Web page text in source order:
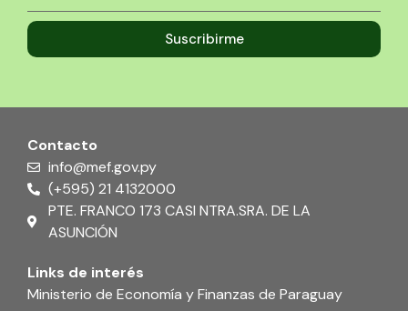
Suscribirme
Contacto
info@mef.gov.py
(+595) 21 4132000
PTE. FRANCO 173 CASI NTRA.SRA. DE LA
ASUNCIÓN
Links de interés
Ministerio de Economía y Finanzas de Paraguay